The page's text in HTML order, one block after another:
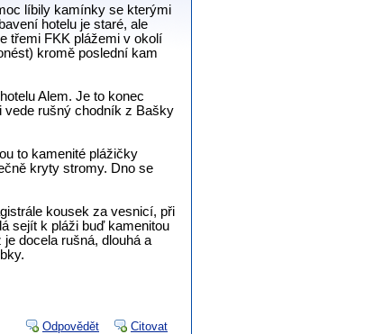
líbily kamínky se kterými
hotelu je staré, ale
třemi FKK plážemi v okolí
kromě poslední kam
Alem. Je to konec
vede rušný chodník z Bašky
to kamenité plážičky
kryty stromy. Dno se
kousek za vesnicí, při
sejít k pláži buď kamenitou
docela rušná, dlouhá a
Odpovědět Citovat